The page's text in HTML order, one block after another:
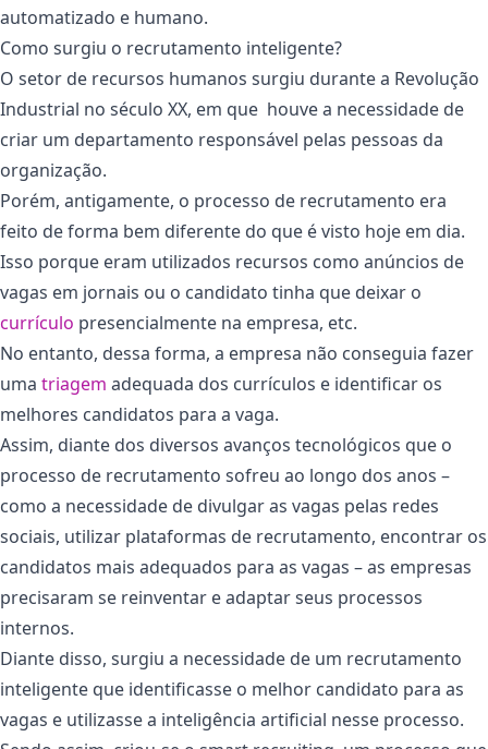
automatizado e humano.
Como surgiu o recrutamento inteligente?
O setor de recursos humanos surgiu durante a Revolução
Industrial no século XX, em que houve a necessidade de
criar um departamento responsável pelas pessoas da
organização.
Porém, antigamente, o processo de recrutamento era
feito de forma bem diferente do que é visto hoje em dia.
Isso porque eram utilizados recursos como anúncios de
vagas em jornais ou o candidato tinha que deixar o
currículo presencialmente na empresa, etc.
No entanto, dessa forma, a empresa não conseguia fazer
uma triagem adequada dos currículos e identificar os
melhores candidatos para a vaga.
Assim, diante dos diversos avanços tecnológicos que o
processo de recrutamento sofreu ao longo dos anos –
como a necessidade de divulgar as vagas pelas redes
sociais, utilizar plataformas de recrutamento, encontrar os
candidatos mais adequados para as vagas – as empresas
precisaram se reinventar e adaptar seus processos
internos.
Diante disso, surgiu a necessidade de um recrutamento
inteligente que identificasse o melhor candidato para as
vagas e utilizasse a inteligência artificial nesse processo.